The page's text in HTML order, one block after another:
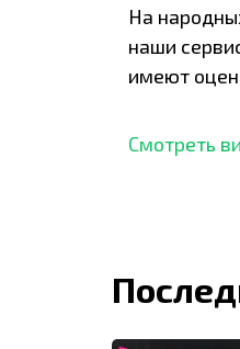
На
наши
имеют
отзывов,
Смотреть